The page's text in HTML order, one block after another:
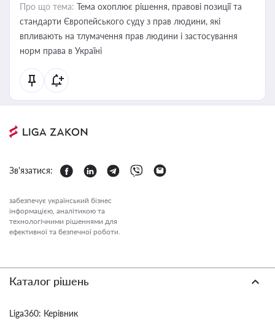
Про що тема: Тема охоплює рішення, правові позиції та
стандарти Європейського суду з прав людини, які
впливають на тлумачення прав людини і застосування
норм права в Україні
Зв'язатися:
забезпечує український бізнес
інформацією, аналітикою та
технологічними рішеннями для
ефективної та безпечної роботи.
Каталог рішень
Liga360: Керівник